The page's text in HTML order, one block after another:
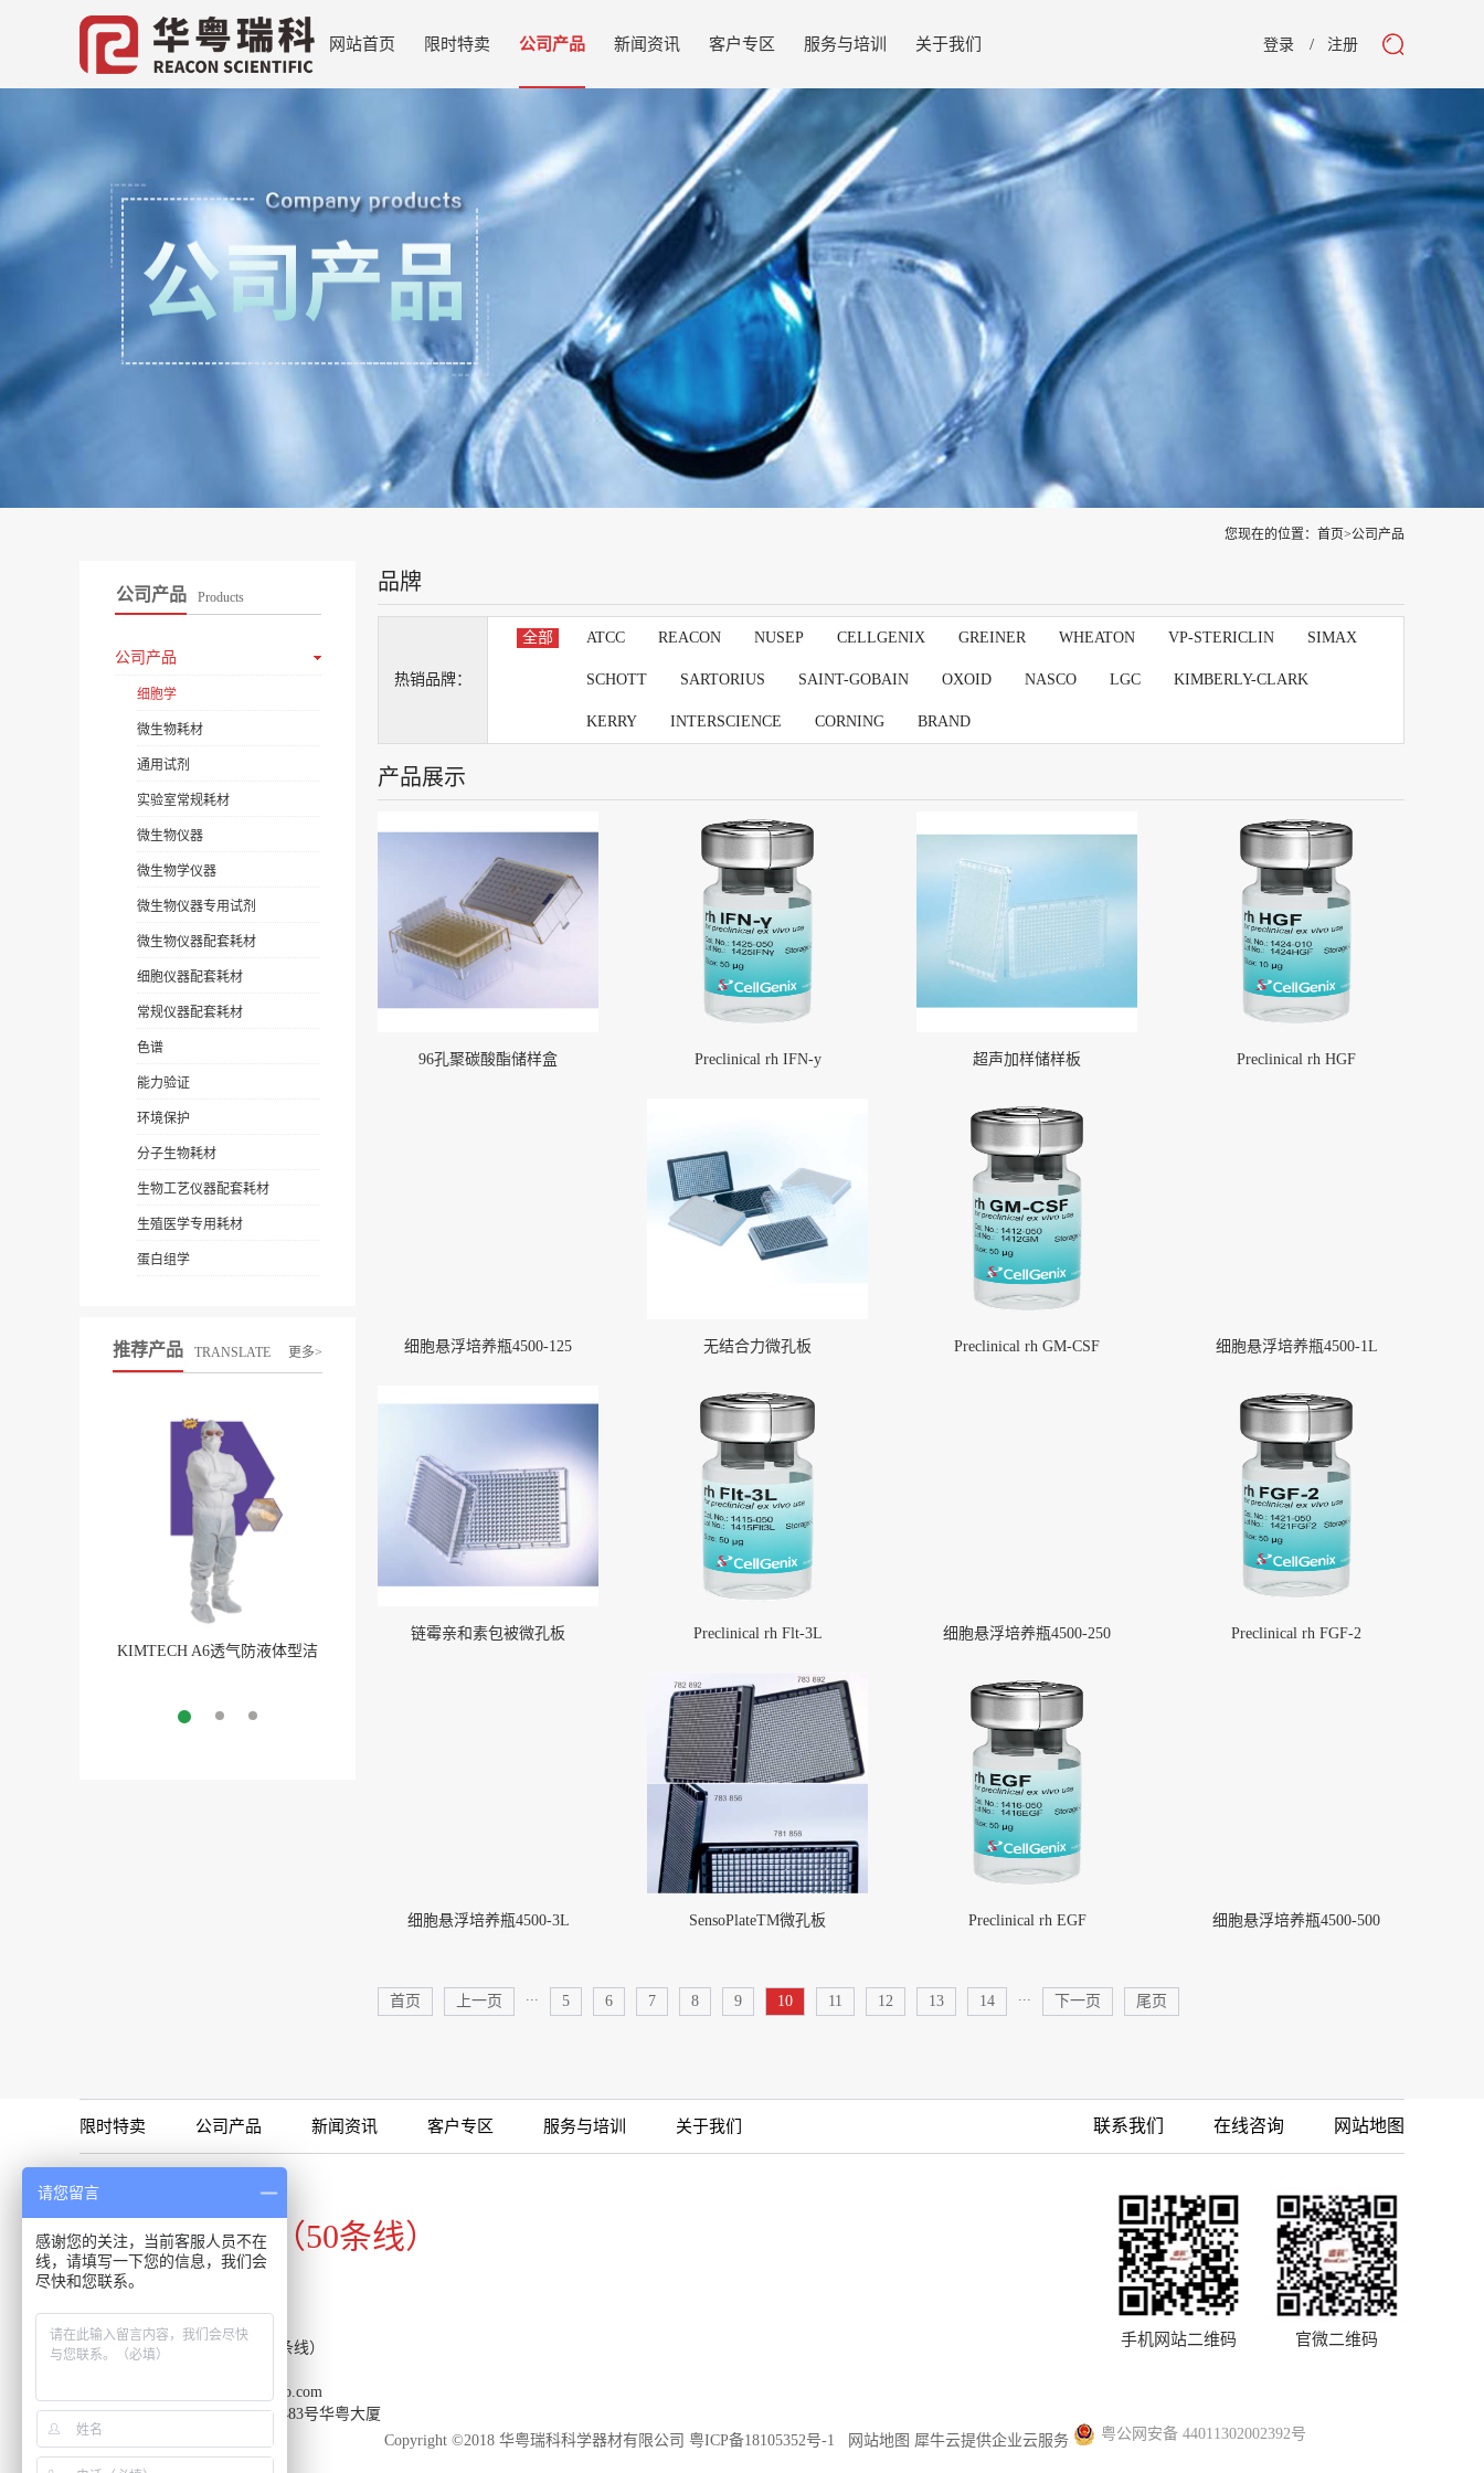
登录 注册
网站首页 限时特卖 公司产品 新闻资讯 客户专区 服务与培训 关于我们
您现在的位置： 首页>公司产品
公司产品 Products
公司产品
细胞学
微生物耗材
通用试剂
实验室常规耗材
微生物仪器
微生物学仪器
微生物仪器专用试剂
微生物仪器配套耗材
细胞仪器配套耗材
常规仪器配套耗材
色谱
能力验证
环境保护
分子生物耗材
生物工艺仪器配套耗材
生殖医学专用耗材
蛋白组学
推荐产品 TRANSLATE 更多>
KIMTECH A6透气防液体型洁
CO钢丝加强型硅胶扣压管（
品牌
热销品牌：
全部 ATCC REACON NUSEP CELLGENIX GREINER WHEATON VP-STERICLIN SIMAX
SCHOTT SARTORIUS SAINT-GOBAIN OXOID NASCO LGC KIMBERLY-CLARK
KERRY INTERSCIENCE CORNING BRAND
产品展示
96孔聚碳酸酯储样盒 Preclinical rh IFN-y 超声加样储样板 Preclinical rh HGF
细胞悬浮培养瓶4500-125 无结合力微孔板 Preclinical rh GM-CSF 细胞悬浮培养瓶4500-1L
链霉亲和素包被微孔板 Preclinical rh Flt-3L 细胞悬浮培养瓶4500-250 Preclinical rh FGF-2
细胞悬浮培养瓶4500-3L SensoPlateTM微孔板 Preclinical rh EGF 细胞悬浮培养瓶4500-500
首页 上一页 ... 5 6 7 8 9 10 11 12 13 14 ... 下一页 尾页
限时特卖 公司产品 新闻资讯 客户专区 服务与培训 关于我们 联系我们 在线咨询 网站地图
咨询专线
020-34821111（50条线）
客服热线：020-34821111（50条线）
邮箱：support-reacon@huayueco.com
地址：广州市番禺区兴南大道483号华粤大厦
官微二维码
手机网站二维码
Copyright ©2018 华粤瑞科科学器材有限公司 粤ICP备18105352号-1 网站地图 犀牛云提供企业云服务 粤公网安备 44011302002392号
请您留言
感谢您的关注，当前客服人员不在
线，请填写一下您的信息，我们会
尽快和您联系。